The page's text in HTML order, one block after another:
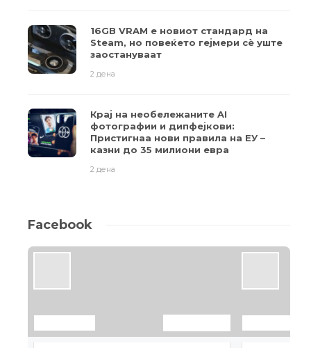
16GB VRAM е новиот стандард на
Steam, но повеќето гејмери ​​сè уште
заостануваат
2 дена
Крај на необележаните AI
фотографии и дипфејкови:
Пристигнаа нови правила на ЕУ –
казни до 35 милиони евра
2 дена
Facebook